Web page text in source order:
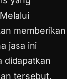
memberikan
jasa ini
didapatkan
tersebut.